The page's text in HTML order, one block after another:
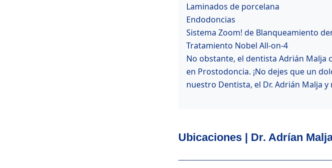
Laminados de porcelana
Endodoncias
Sistema Zoom! de Blanqueamiento
Tratamiento Nobel All-on-4
No obstante, el dentista Adrián
en Prostodoncia. ¡No dejes que un
nuestro Dentista, el Dr. Adrián Malja
Ubicaciones | Dr. Adrían